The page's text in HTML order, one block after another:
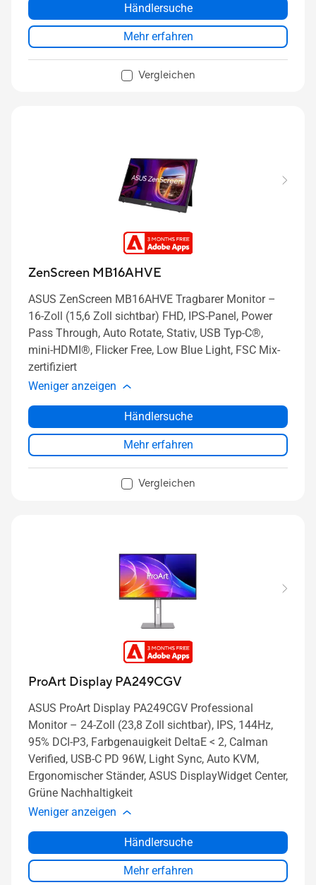
Händlersuche
Mehr erfahren
Vergleichen
ZenScreen MB16AHVE
ASUS ZenScreen MB16AHVE Tragbarer Monitor –
16-Zoll (15,6 Zoll sichtbar) FHD, IPS-Panel, Power
Pass Through, Auto Rotate, Stativ, USB Typ-C®,
mini-HDMI®, Flicker Free, Low Blue Light, FSC Mix-
zertifiziert
Weniger anzeigen
Händlersuche
Mehr erfahren
Vergleichen
ProArt Display PA249CGV
ASUS ProArt Display PA249CGV Professional
Monitor – 24-Zoll (23,8 Zoll sichtbar), IPS, 144Hz,
95% DCI-P3, Farbgenauigkeit DeltaE < 2, Calman
Verified, USB-C PD 96W, Light Sync, Auto KVM,
Ergonomischer Ständer, ASUS DisplayWidget Center,
Grüne Nachhaltigkeit
Weniger anzeigen
Händlersuche
Mehr erfahren